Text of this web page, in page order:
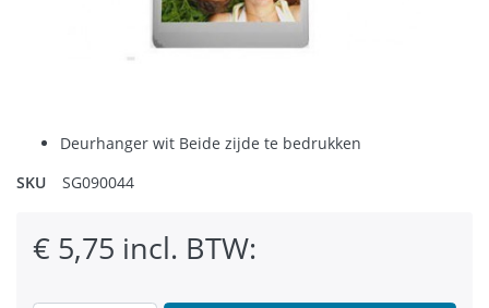
Deurhanger wit Beide zijde te bedrukken
SKU
SG090044
€ 5,75 incl. BTW: